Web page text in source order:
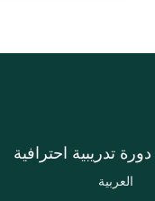
دورة تدريبية احترافية
العربية